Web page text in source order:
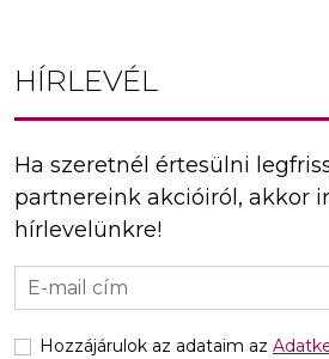
HÍRLEVÉL
Ha szeretnél értesülni
partnereink akcióiról, akkor
hírlevelünkre!
Hozzájárulok az adataim az